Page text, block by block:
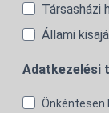
Társasházi
Állami
Adatkezelési
Önkéntesen